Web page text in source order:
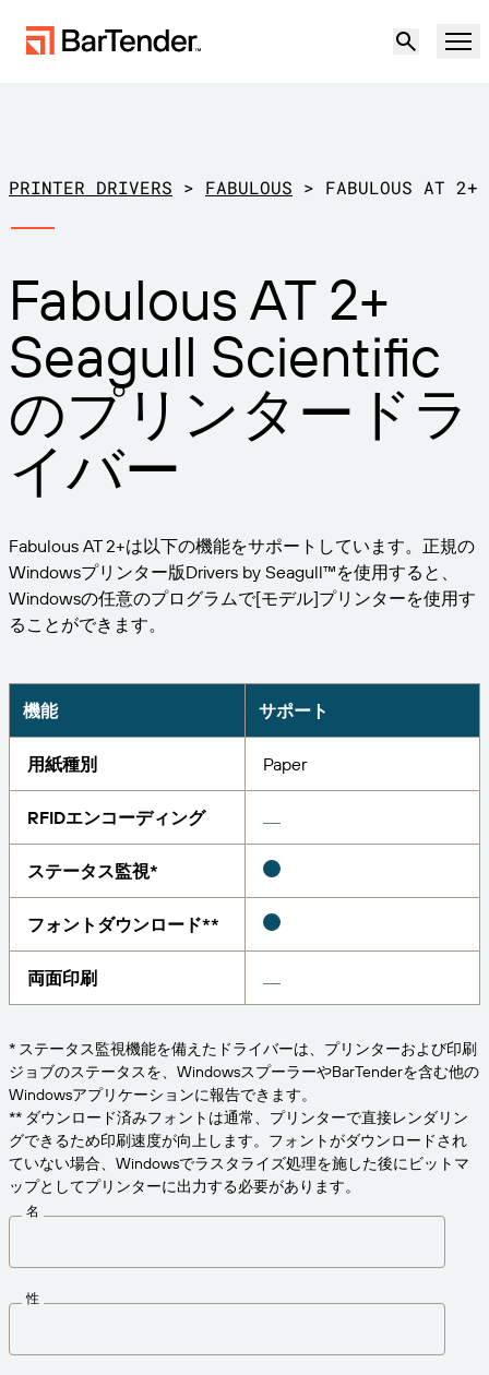
BarTenderラベリング
ラベリング機能
作成
管理
印刷
アイテムと在庫の追跡
BarTender Track & Trace
カウント
レポート
製品
価格
無償試用版
技術仕様
プリントコネクタ
ソリューション
導入事例
製造
倉庫
小売
輸送および物流
業界
航空宇宙産業
食品および飲料
医療機器
ソリューション別
サプライヤーラベル管理
ソリューションの概要
プリンタードライバーのダウンロー
プロフェッショナルサービス
導入事例
ブログ
ウェビナー
調査報告
会社概要
採用情報
ニュースルーム
パートナー
パートナーになる
ビジネスを拡大する。顧客により充実したサービス
パートナーディレクトリ
BarTenderパートナーを検索し、パートナーディレ
きます。
パートナーポータル
すでにBarTenderパートナーのお客様は、パートナ
サポート
サポートセンター
BarTenderのナレッジベースでは、ヘルプやよくあ
る質問に対する回答、ハウツー記事を確認できま
す。
サポートへのお問い合わせ
現在サポートされているすべてのBarTender製品に
関するテクニカルアシスタンスのサポートリクエス
れます。
無償試用版
Japanese ログイン
パートナーポータル
Seagull Software
PRINTER DRIVERS > FABULOUS > FABULOUS AT 2+
Fabulous AT 2+
Seagull Scientific
のプリンタードラ
イバー
Fabulous AT 2+は以下の機能をサポートしています。正規の
Windowsプリンター版Drivers by Seagull™を使用すると、
Windowsの任意のプログラムで[モデル]プリンターを使用す
ることができます。
機能 サポート
用紙種別 Paper
RFIDエンコーディング
ステータス監視*
フォントダウンロード**
両面印刷
* ステータス監視機能を備えたドライバーは、プリンターおよび印刷
ジョブのステータスを、WindowsスプーラーやBarTenderを含む他の
Windowsアプリケーションに報告できます。
** ダウンロード済みフォントは通常、プリンターで直接レンダリン
グできるため印刷速度が向上します。フォントがダウンロードされ
ていない場合、Windowsでラスタライズ処理を施した後にビットマ
ップとしてプリンターに出力する必要があります。
名
性